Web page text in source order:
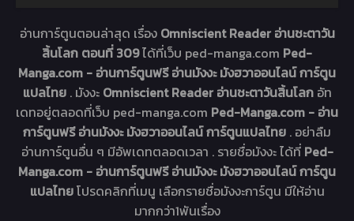
อ่านการ์ตูนตอนล่าสุด เรื่อง Omniscient Reader อ่านชะตาวัน
สิ้นโลก ตอนที่ 309ได้ที่เว็บ ped-manga.com Ped-
Manga.com - อ่านการ์ตูนฟรี อ่านมังงะ มังฮวาออนไลน์ การ์ตูน
แปลไทย . มังงะ Omniscient Reader อ่านชะตาวันสิ้นโลก อัท
เดทอยู่ตลอดที่เว็บ ped-manga.com Ped-Manga.com - อ่าน
การ์ตูนฟรี อ่านมังงะ มังฮวาออนไลน์ การ์ตูนแปลไทย . อย่าลืม
อ่านการ์ตูนอื่น ๆ มีอัพเดทตลอดเวลา . รายชื่อมังงะ ได้ที่ Ped-
Manga.com - อ่านการ์ตูนฟรี อ่านมังงะ มังฮวาออนไลน์ การ์ตูน
แปลไทยโปรดคลิกที่เมนู เลือกรายชื่อมังงะการ์ตูน มีให้อ่าน
มากกว่า1พันเรื่อง